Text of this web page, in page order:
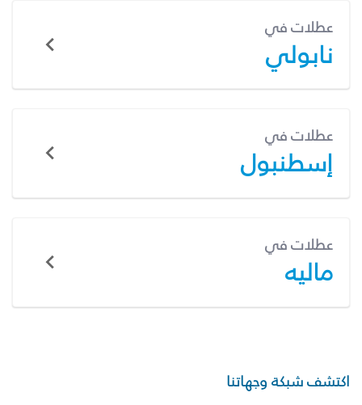
عطلات في
نابولي
عطلات في
إسطنبول
عطلات في
ماليه
اكتشف شبكة وجهاتنا